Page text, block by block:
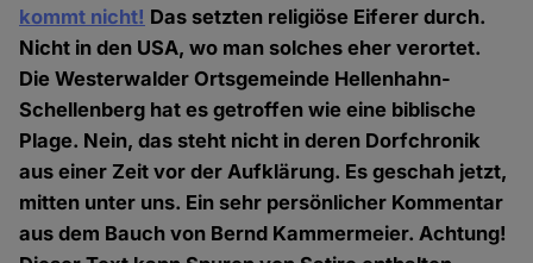
kommt nicht! Das setzten religiöse Eiferer durch.
Nicht in den USA, wo man solches eher verortet.
Die Westerwalder Ortsgemeinde Hellenhahn-
Schellenberg hat es getroffen wie eine biblische
Plage. Nein, das steht nicht in deren Dorfchronik
aus einer Zeit vor der Aufklärung. Es geschah jetzt,
mitten unter uns. Ein sehr persönlicher Kommentar
aus dem Bauch von Bernd Kammermeier. Achtung!